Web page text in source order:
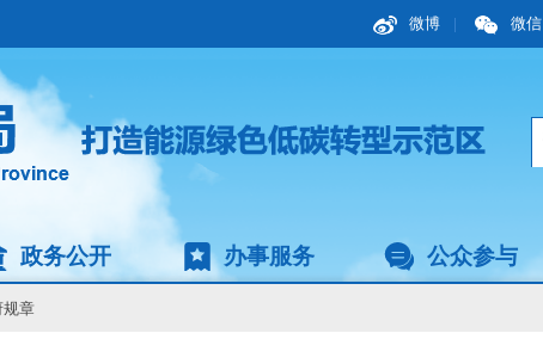
微博 | 微信
政务公开 办事服务 公众参与
规章